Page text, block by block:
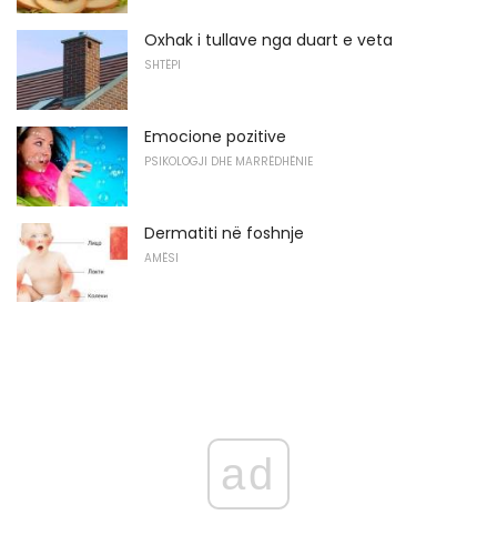
Oxhak i tullave nga duart e veta
SHTËPI
Emocione pozitive
PSIKOLOGJI DHE MARRËDHËNIE
Dermatiti në foshnje
AMËSI
ad